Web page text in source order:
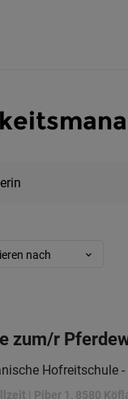
nach
zum/r
Hofreitschule
| Piber 1, 8580